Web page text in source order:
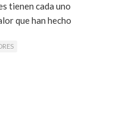
tienen cada uno
que han hecho